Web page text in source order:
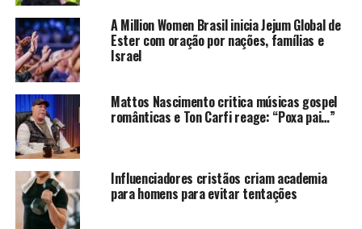
A Million Women Brasil inicia Jejum Global de
Ester com oração por nações, famílias e
Israel
Mattos Nascimento critica músicas gospel
românticas e Ton Carfi reage: “Poxa pai…”
Influenciadores cristãos criam academia
para homens para evitar tentações